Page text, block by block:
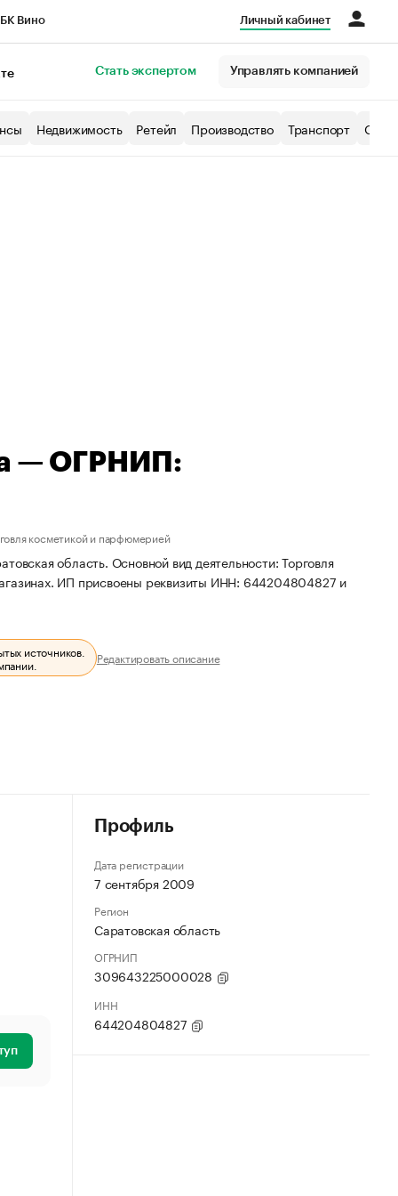
Вино Личный кабинет
Стать экспертом Управлять компанией
Недвижимость Ретейл Производство Транспорт
— ОГРНИП:
косметикой и парфюмерией
область. Основной вид деятельности: Торговля
ИП присвоены реквизиты ИНН: 644204804827 и
источников.
Редактировать описание
Профиль
Дата регистрации
7 сентября 2009
Регион
Саратовская область
ОГРНИП
309643225000028
ИНН
644204804827